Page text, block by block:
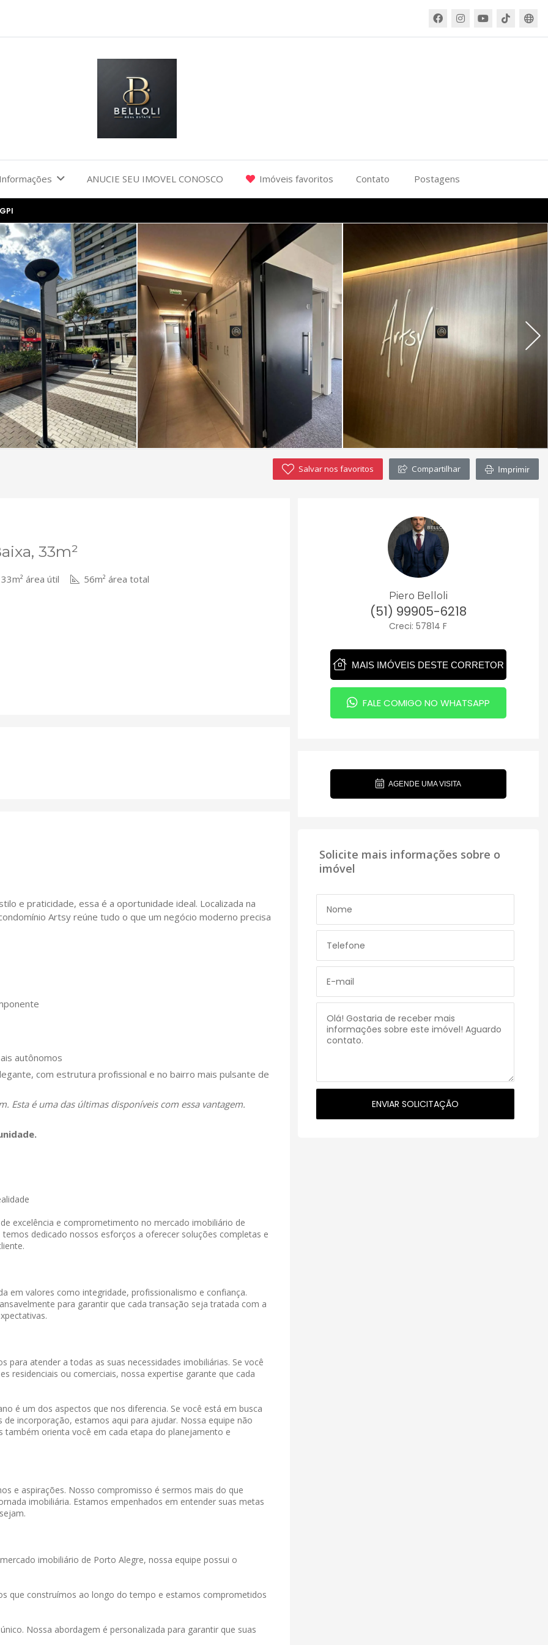
ANUCIE SEU IMOVEL CONOSCO Imóveis favoritos Contato Postagens
Salvar nos favoritos Compartilhar Imprimir
33m²
área útil 56m² área total
e praticidade, essa é a oportunidade ideal. Localizada na
Artsy reúne tudo o que um negócio moderno precisa
autônomos
com estrutura profissional e no bairro mais pulsante de
Esta é uma das últimas disponíveis com essa vantagem.
excelência e comprometimento no mercado imobiliário de
dedicado nossos esforços a oferecer soluções completas e
em valores como integridade, profissionalismo e confiança.
para garantir que cada transação seja tratada com a
atender a todas as suas necessidades imobiliárias. Se você
residenciais ou comerciais, nossa expertise garante que cada
é um dos aspectos que nos diferencia. Se você está em busca
incorporação, estamos aqui para ajudar. Nossa equipe não
orienta você em cada etapa do planejamento e
e aspirações. Nosso compromisso é sermos mais do que
imobiliária. Estamos empenhados em entender suas metas
imobiliário de Porto Alegre, nossa equipe possui o
que construímos ao longo do tempo e estamos comprometidos
Nossa abordagem é personalizada para garantir que suas
Piero Belloli
(51) 99905-6218
Creci: 57814 F
MAIS IMÓVEIS DESTE CORRETOR
FALE COMIGO NO WHATSAPP
AGENDE UMA VISITA
Solicite mais informações sobre o
imóvel